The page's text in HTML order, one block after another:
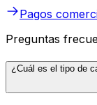
Pagos
Preguntas
¿Cuál es el tipo de